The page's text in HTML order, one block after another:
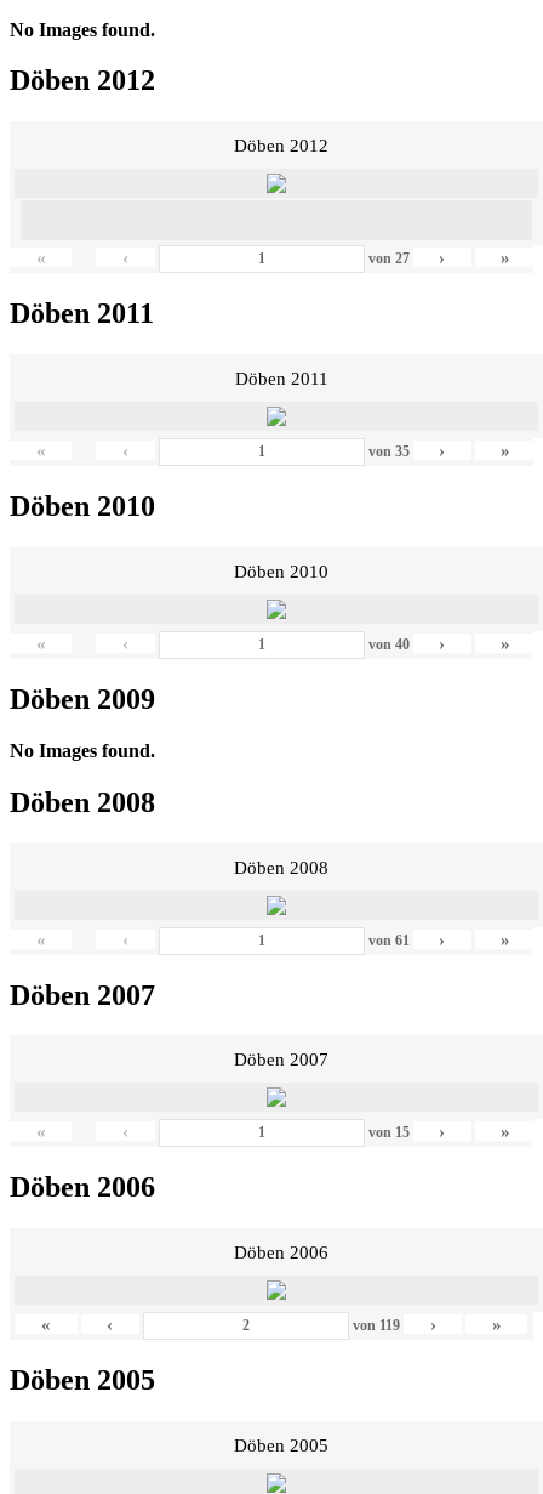
No Images found.
Döben 2012
Döben 2012
« ‹ von 27 › »
Döben 2011
Döben 2011
« ‹ von 35 › »
Döben 2010
Döben 2010
« ‹ von 40 › »
Döben 2009
No Images found.
Döben 2008
Döben 2008
« ‹ von 61 › »
Döben 2007
Döben 2007
« ‹ von 15 › »
Döben 2006
Döben 2006
« ‹ von 119 › »
Döben 2005
Döben 2005